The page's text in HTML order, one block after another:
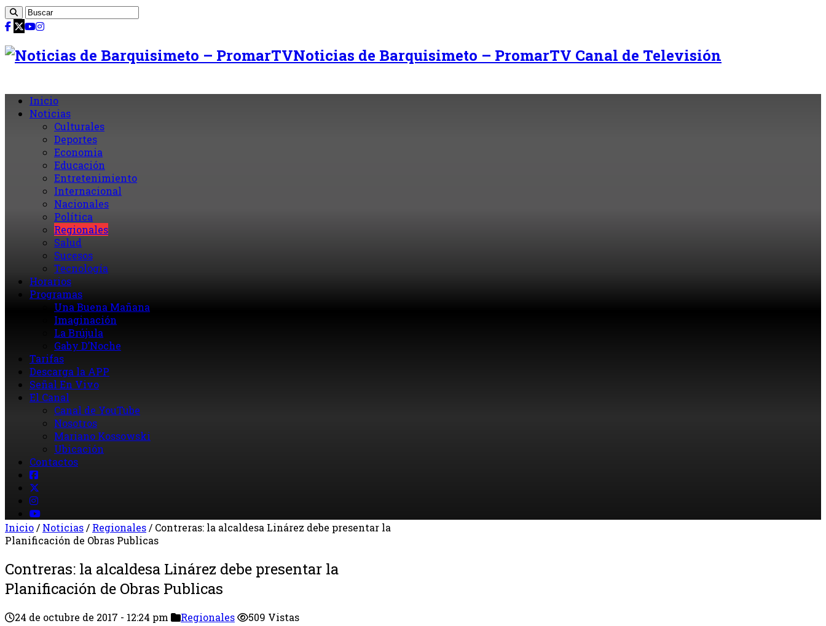
Noticias de Barquisimeto – PromarTV Canal de Televisión
Inicio
Noticias
Culturales
Deportes
Economia
Educación
Entretenimiento
Internacional
Nacionales
Política
Regionales
Salud
Sucesos
Tecnología
Horarios
Programas
Una Buena Mañana
Imaginación
La Brújula
Gaby D’Noche
Tarifas
Descarga la APP
Señal En Vivo
El Canal
Canal de YouTube
Nosotros
Mariano Kossowski
Ubicación
Contactos
Inicio/ Noticias/ Regionales/ Contreras: la alcaldesa Linárez debe presentar la
Planificación de Obras Publicas
Contreras: la alcaldesa Linárez debe presentar la
Planificación de Obras Publicas
24 de octubre de 2017 - 12:24 pm Regionales 509 Vistas